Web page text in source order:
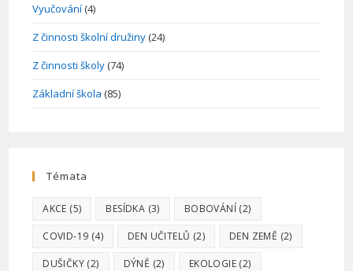
Vyučování (4)
Z činnosti školní družiny (24)
Z činnosti školy (74)
Základní škola (85)
Témata
AKCE (5) BESÍDKA (3) BOBOVÁNÍ (2)
COVID-19 (4) DEN UČITELŮ (2) DEN ZEMĚ (2)
DUŠIČKY (2) DÝNĚ (2) EKOLOGIE (2)